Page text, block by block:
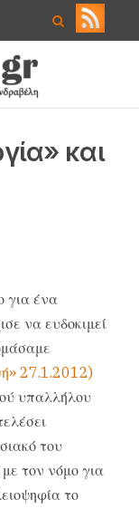
και
για ένα
να ευδοκιμεί
27.1.2012)
υπαλλήλου
του
τον νόμο για
το